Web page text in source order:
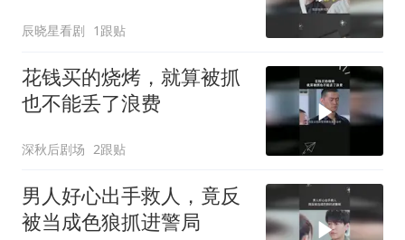
辰晓星看剧 1跟贴
花钱买的烧烤，就算被抓
也不能丢了浪费
深秋后剧场 2跟贴
男人好心出手救人，竟反
被当成色狼抓进警局